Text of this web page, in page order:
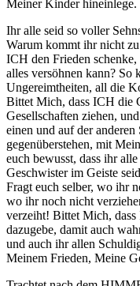
Meiner Kinder hineinlege.
Ihr alle seid so voller
Warum kommt ihr nicht
ICH den Frieden
alles versöhnen kann?
Ungereimtheiten, all die
Bittet Mich, dass ICH die
Gesellschaften ziehen,
einen und auf der
gegenüberstehen, mit
euch bewusst, dass ihr
Geschwister im Geiste
Fragt euch selber, wo ihr
wo ihr noch nicht
verzeiht! Bittet Mich,
dazugebe, damit auch
und auch ihr allen
Meinem Frieden, Meine